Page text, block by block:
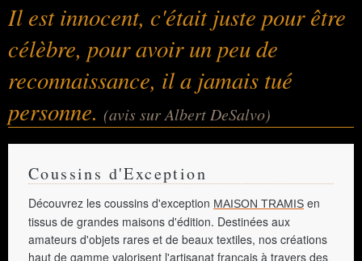
Il est innocent, c'était juste pour être
célèbre, pour avoir un peu de
reconnaissance, il a jamais tué
personne. (avis sur Albert DeSalvo)
Coussins d'Exception
Découvrez les coussins d'exception MAISON TRAMIS en
tissus de grandes maisons d'édition. Destinées aux
amateurs d'objets rares et de beaux textiles, nos créations
haut de gamme valorisent l'artisanat français à travers des